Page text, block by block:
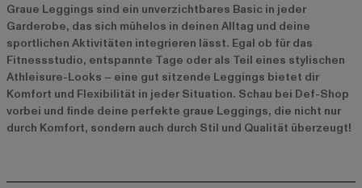
Graue Leggings sind ein unverzichtbares Basic in jeder
Garderobe, das sich mühelos in deinen Alltag und deine
sportlichen Aktivitäten integrieren lässt. Egal ob für das
Fitnessstudio, entspannte Tage oder als Teil eines stylischen
Athleisure-Looks – eine gut sitzende Leggings bietet dir
Komfort und Flexibilität in jeder Situation. Schau bei Def-Shop
vorbei und finde deine perfekte graue Leggings, die nicht nur
durch Komfort, sondern auch durch Stil und Qualität überzeugt!